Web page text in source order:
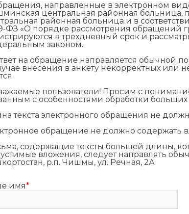
направленные в электронном
центральная районная
районная больница и в
ФЗ «О порядке рассмотрения обращений
в трехдневный срок и
законом.
на обращение направляется обычной
внесения в анкету некорректных или
пользователи! Просим с
с особенностями обработки
текста электронного обращения не
обращение не должно содержать
содержащие тексты большей длины,
вложения, следует направлять
р.п. Чишмы, ул. Речная, 2А
имя*